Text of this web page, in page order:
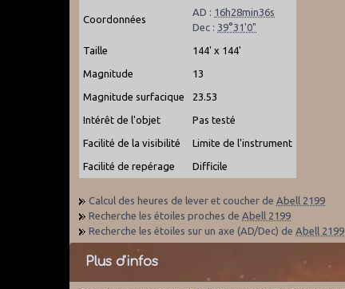
Coordonnées
AD : 16h28min36s
Dec : 39°31'0"
Taille 144' x 144'
Magnitude 13
Magnitude surfacique 23.53
Intérêt de l'objet Pas testé
Facilité de la visibilité Limite de l'instrument
Facilité de repérage Difficile
Calcul des heures de lever et coucher de Abell 2199
Recherche les étoiles proches de Abell 2199
Recherche les étoiles sur un axe (AD/Dec) de Abell 2199
Plus d'infos